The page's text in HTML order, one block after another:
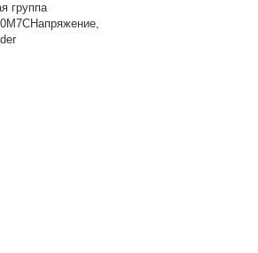
группа